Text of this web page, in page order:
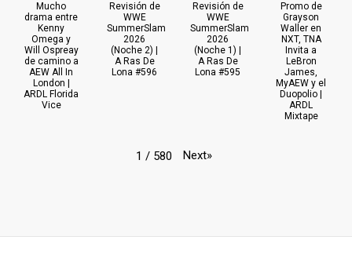
Mucho
drama entre
Kenny
Omega y
Will Ospreay
de camino a
AEW All In
London |
ARDL Florida
Vice
Revisión de
WWE
SummerSlam
2026
(Noche 2) |
A Ras De
Lona #596
Revisión de
WWE
SummerSlam
2026
(Noche 1) |
A Ras De
Lona #595
Promo de
Grayson
Waller en
NXT, TNA
Invita a
LeBron
James,
MyAEW y el
Duopolio |
ARDL
Mixtape
1 / 580 Next»